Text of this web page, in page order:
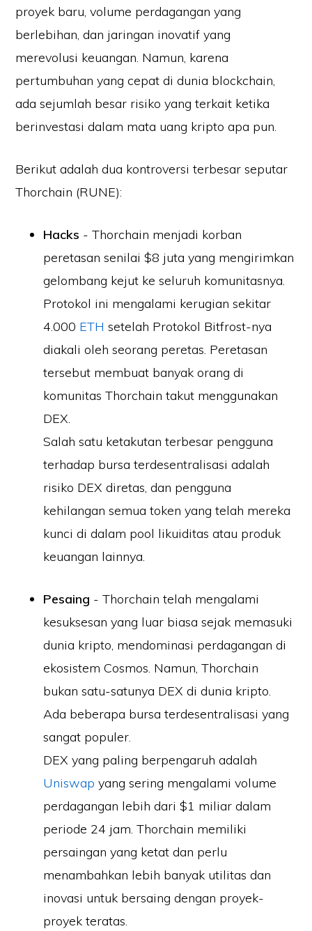
proyek baru, volume perdagangan yang
berlebihan, dan jaringan inovatif yang
merevolusi keuangan. Namun, karena
pertumbuhan yang cepat di dunia blockchain,
ada sejumlah besar risiko yang terkait ketika
berinvestasi dalam mata uang kripto apa pun.
Berikut adalah dua kontroversi terbesar seputar
Thorchain (RUNE):
Hacks - Thorchain menjadi korban
peretasan senilai $8 juta yang mengirimkan
gelombang kejut ke seluruh komunitasnya.
Protokol ini mengalami kerugian sekitar
4.000 ETH setelah Protokol Bitfrost-nya
diakali oleh seorang peretas. Peretasan
tersebut membuat banyak orang di
komunitas Thorchain takut menggunakan
DEX.
Salah satu ketakutan terbesar pengguna
terhadap bursa terdesentralisasi adalah
risiko DEX diretas, dan pengguna
kehilangan semua token yang telah mereka
kunci di dalam pool likuiditas atau produk
keuangan lainnya.
Pesaing - Thorchain telah mengalami
kesuksesan yang luar biasa sejak memasuki
dunia kripto, mendominasi perdagangan di
ekosistem Cosmos. Namun, Thorchain
bukan satu-satunya DEX di dunia kripto.
Ada beberapa bursa terdesentralisasi yang
sangat populer.
DEX yang paling berpengaruh adalah
Uniswap yang sering mengalami volume
perdagangan lebih dari $1 miliar dalam
periode 24 jam. Thorchain memiliki
persaingan yang ketat dan perlu
menambahkan lebih banyak utilitas dan
inovasi untuk bersaing dengan proyek-
proyek teratas.